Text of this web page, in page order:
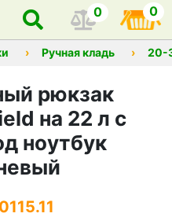
0 0
Ручная кладь 20-
рюкзак
на 22 л с
ноутбук